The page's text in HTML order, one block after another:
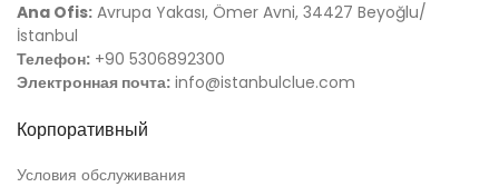
Ana Ofis: Avrupa Yakası, Ömer Avni, 34427 Beyoğlu/
İstanbul
Телефон: +90 5306892300
Электронная почта: info@istanbulclue.com
Корпоративный
Условия обслуживания